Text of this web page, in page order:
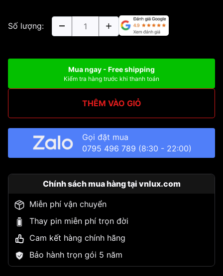
Số lượng:
Mua ngay - Free shipping
Kiểm tra hàng trước khi thanh toán
THÊM VÀO GIỎ
Gọi đặt mua
0795 496 789 (8:30 - 22:00)
Chính sách mua hàng tại vnlux.com
Miễn phí vận chuyển
Thay pin miễn phí trọn đời
Cam kết hàng chính hãng
Bảo hành trọn gói 5 năm